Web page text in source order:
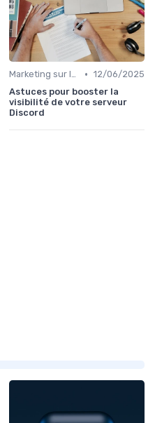
Marketing sur les Réseaux Sociaux • 12/06/2025
Astuces pour booster la
visibilité de votre serveur
Discord